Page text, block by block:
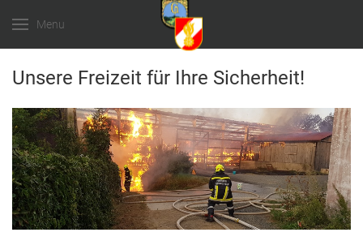
Menu
Unsere Freizeit für Ihre Sicherheit!